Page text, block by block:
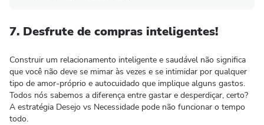
7. Desfrute de compras inteligentes!
Construir um relacionamento inteligente e saudável não significa
que você não deve se mimar às vezes e se intimidar por qualquer
tipo de amor-próprio e autocuidado que implique alguns gastos.
Todos nós sabemos a diferença entre gastar e desperdiçar, certo?
A estratégia Desejo vs Necessidade pode não funcionar o tempo
todo.